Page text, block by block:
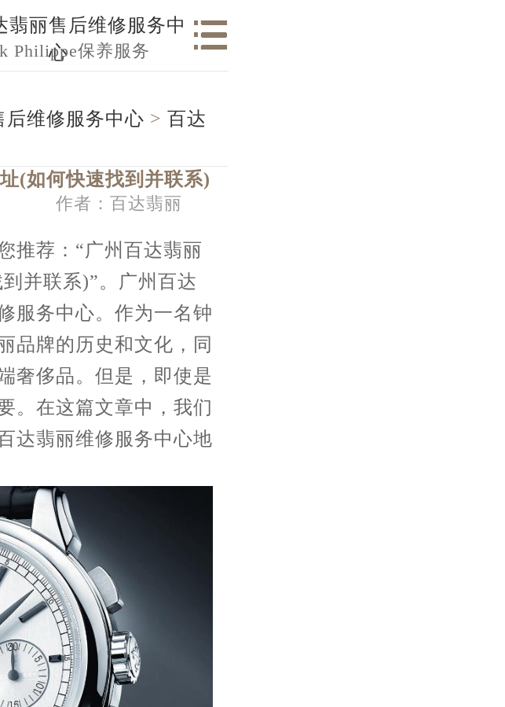
翡丽售后维修服务中
心
Philippe保养服务
后维修服务中心 > 百达
(如何快速找到并联系)
作者：百达翡丽
推荐：“广州百达翡丽
并联系)”。广州百达
服务中心。作为一名钟
品牌的历史和文化，同
奢侈品。但是，即使是
。在这篇文章中，我们
达翡丽维修服务中心地